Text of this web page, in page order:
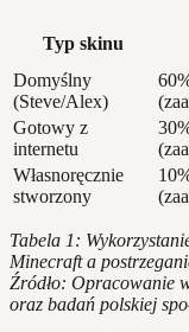
Typ skinu
Domyślny
(Steve/Alex)
Gotowy z
internetu
Własnoręcznie
stworzony
Tabela 1:
Minecraft a
Źródło: Opracowanie
oraz badań polskiej